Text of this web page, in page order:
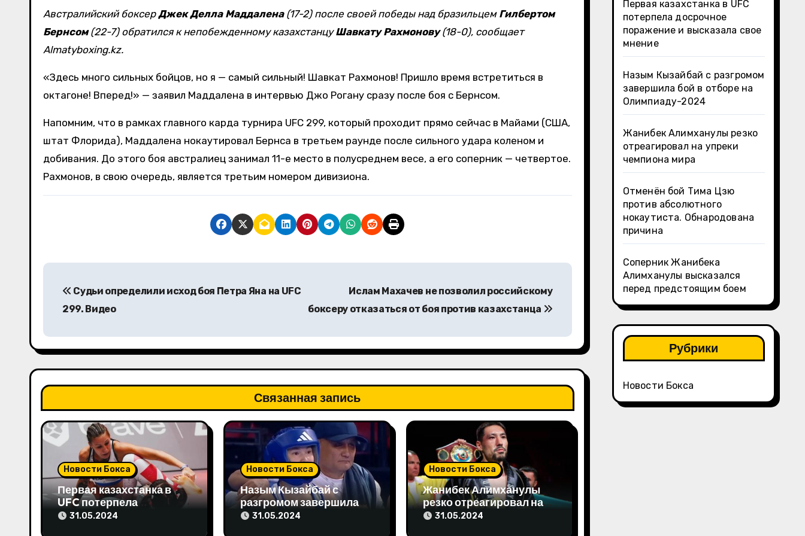
Австралийский боксерДжек Делла Маддалена(17-2) после своей победы над бразильцем Гилбертом
Бернсом(22-7) обратился к непобежденному казахстанцуШавкату Рахмонову(18-0), сообщает
Almatyboxing.kz.
«Здесь много сильных бойцов, но я — самый сильный! Шавкат Рахмонов! Пришло время встретиться в
октагоне! Вперед!» — заявил Маддалена в интервью Джо Рогану сразу после боя с Бернсом.
Напомним, что в рамках главного карда турнира UFC 299, который проходит прямо сейчас в Майами (США,
штат Флорида), Маддалена нокаутировал Бернса в третьем раунде после сильного удара коленом и
добивания. До этого боя австралиец занимал 11-е место в полусреднем весе, а его соперник — четвертое.
Рахмонов, в свою очередь, является третьим номером дивизиона.
Н
и
г
а
ц
и
п
Судьи определили исход боя Петра Яна на UFC
299. Видео
Ислам Махачев не позволил российскому
боксеру отказаться от боя против казахстанца
Связанная запись
Новости Бокса
Первая казахстанка в
UFC потерпела
досрочное поражение и
31.05.2024
Новости Бокса
Назым Кызайбай с
разгромом завершила
бой в отборе на
31.05.2024
Новости Бокса
Жанибек Алимханулы
резко отреагировал на
упреки чемпиона мира
31.05.2024
Первая казахстанка в UFC
потерпела досрочное
поражение и высказала свое
мнение
Назым Кызайбай с разгромом
завершила бой в отборе на
Олимпиаду-2024
Жанибек Алимханулы резко
отреагировал на упреки
чемпиона мира
Отменён бой Тима Цзю
против абсолютного
нокаутиста. Обнародована
причина
Соперник Жанибека
Алимханулы высказался
перед предстоящим боем
Рубрики
Новости Бокса